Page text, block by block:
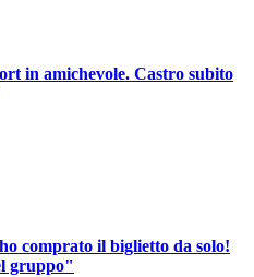
in amichevole. Castro subito
comprato il biglietto da solo!
gruppo"